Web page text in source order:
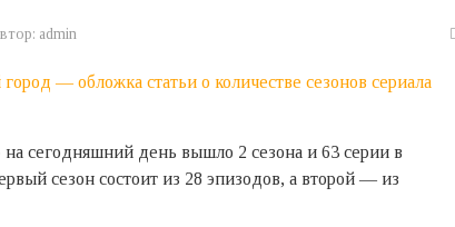
admin
сегодняшний день вышло 2 сезона и 63 серии в
сезон состоит из 28 эпизодов, а второй — из